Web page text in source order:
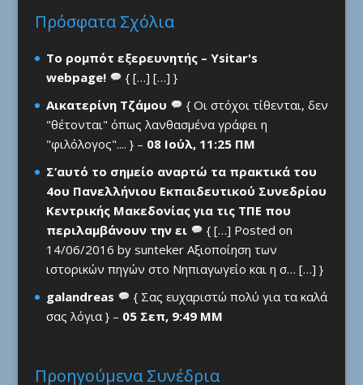
Πρόσφατα Σχόλια
Το ρομπότ εξερευνητής – Ysitar's
webpage!
{ […] […] }
Αικατερίνη Τζάμου
{ Οι στόχοι τίθενται, δεν
"θέτονται" όπως λανθασμένα γράφει η
"φιλόλογος".... } – 08 Ιούλ, 11:25 ΠΜ
Σ’αυτό το σημείο αναρτώ τα πρακτικά του
4ου Πανελλήνιου Εκπαιδευτικού Συνεδρίου
Κεντρικής Μακεδονίας για τις ΤΠΕ που
περιλαμβάνουν την ει
{ […] Posted on
14/06/2016 by sunteker Αξιοποίηση των
ιστορικών πηγών στο Νηπιαγωγείο και η σ… […] }
galandreas
{ Σας ευχαριστώ πολύ για τα καλά
σας λόγια } – 05 Σεπ, 9:49 ΜΜ
Προηγούμενα Συνέδρια